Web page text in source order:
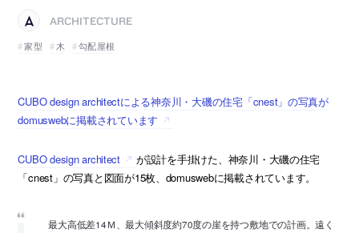
ARCHITECTURE
家型
木 勾配屋根
CUBO design architectによる神奈川・大磯の住宅「cnest」の写真が
domuswebに掲載されています
CUBO design architect
が設計を手掛けた、神奈川・大磯の住宅
「cnest」の写真と図面が15枚、domuswebに掲載されています。
最大高低差14Ｍ、最大傾斜度約70度の崖を持つ敷地での計画。遠く